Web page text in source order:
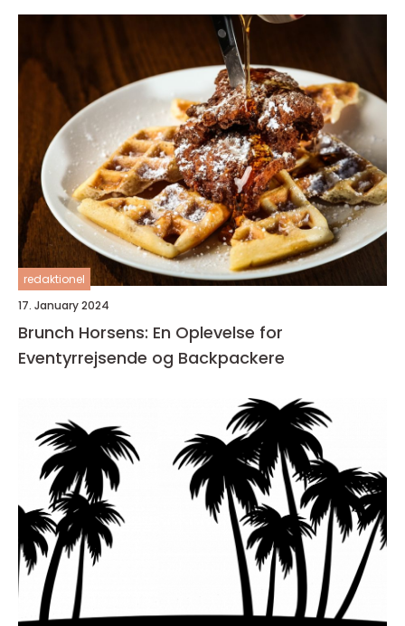
redaktionel
17. January 2024
Brunch Horsens: En Oplevelse for
Eventyrrejsende og Backpackere